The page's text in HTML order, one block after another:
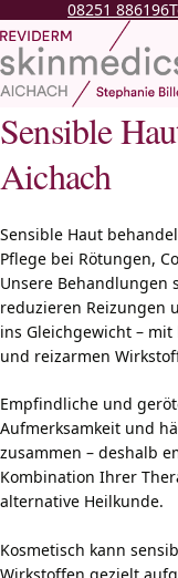
08251 886196
Sensible
Aichach
Sensible Haut
Pflege bei Rötungen,
Unsere Behandlungen
reduzieren Reizungen
ins Gleichgewicht –
und reizarmen
Empfindliche und
Aufmerksamkeit und
zusammen – deshalb
Kombination Ihrer
alternative Heilkunde.
Kosmetisch kann